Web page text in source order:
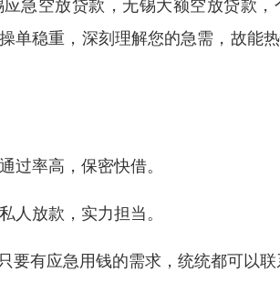
急空放贷款，无锡大额空放贷款
单稳重，深刻理解您的急需，故能
过率高，保密快借。
人放款，实力担当。
有应急用钱的需求，统统都可以联